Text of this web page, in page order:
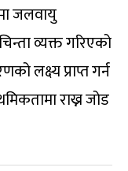
जलवायु
व्यक्त गरिएको
लक्ष्य प्राप्त गर्न
राख्न जोड